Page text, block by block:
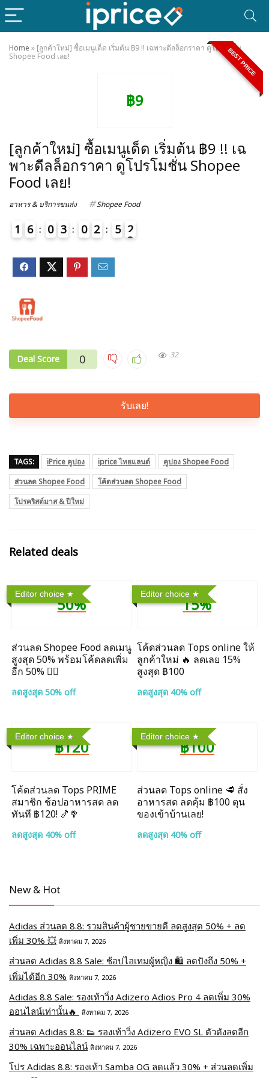
Home » [ลูกค้าใหม่] ซื้อเมนูเด็ด เริ่มต้น ฿9 !! เฉพาะดีลล็อกราคา ดูโปรโมชั่น
Shopee Food เลย!
BEST PRICE
฿9
[ลูกค้าใหม่] ซื้อเมนูเด็ด เริ่มต้น ฿9 !! เฉ
พาะดีลล็อกราคา ดูโปรโมชั่น Shopee
Food เลย!
อาหาร & บริการขนส่ง Shopee Food
1 6 0 3 0 2 5 2
Deal Score 0 32
รับเลย!
TAGS: iPrice คูปอง iprice ไทยแลนด์
คูปอง Shopee Food
ส่วนลด Shopee Food
โค้ดส่วนลด Shopee Food
โปรคริสต์มาส & ปีใหม่
Related deals
Editor choice
50%
ส่วนลด Shopee Food ลดเมนู
สูงสุด 50% พร้อมโค้ดลดเพิ่ม
อีก 50% ❤️‍🔥
ลดสูงสุด 50% off
Editor choice
15%
โค้ดส่วนลด Tops online ให้
ลูกค้าใหม่ 🔥 ลดเลย 15%
สูงสุด ฿100
ลดสูงสุด 40% off
Editor choice
฿120
โค้ดส่วนลด Tops PRIME
สมาชิก ช้อปอาหารสด ลด
ทันที ฿120! 🍤🥦
ลดสูงสุด 40% off
Editor choice
฿100
ส่วนลด Tops online 🥩 สั่ง
อาหารสด ลดคุ้ม ฿100 ตุน
ของเข้าบ้านเลย!
ลดสูงสุด 40% off
New & Hot
Adidas ส่วนลด 8.8: รวมสินค้าผู้ชายขายดี ลดสูงสุด 50% + ลด
เพิ่ม 30% 💥 สิงหาคม 7, 2026
ส่วนลด Adidas 8.8 Sale: ช้อปไอเทมผู้หญิง 🛍️ ลดปังถึง 50% +
เพิ่มได้อีก 30% สิงหาคม 7, 2026
Adidas 8.8 Sale: รองเท้าวิ่ง Adizero Adios Pro 4 ลดเพิ่ม 30%
ออนไลน์เท่านั้น🔥
สิงหาคม 7, 2026
ส่วนลด Adidas 8.8: 👟 รองเท้าวิ่ง Adizero EVO SL ตัวดังลดอีก
30% เฉพาะออนไลน์ สิงหาคม 7, 2026
โปร Adidas 8.8: รองเท้า Samba OG ลดแล้ว 30% + ส่วนลดเพิ่ม